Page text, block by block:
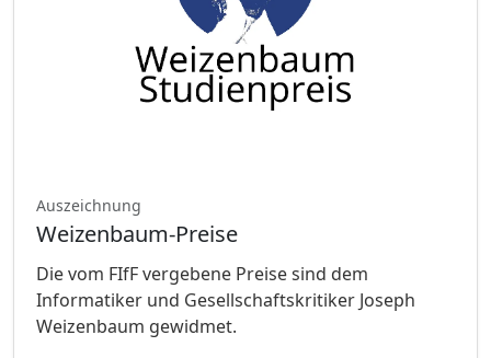
Auszeichnung
Weizenbaum-Preise
Die vom FIfF vergebene Preise sind dem
Informatiker und Gesellschaftskritiker Joseph
Weizenbaum gewidmet.